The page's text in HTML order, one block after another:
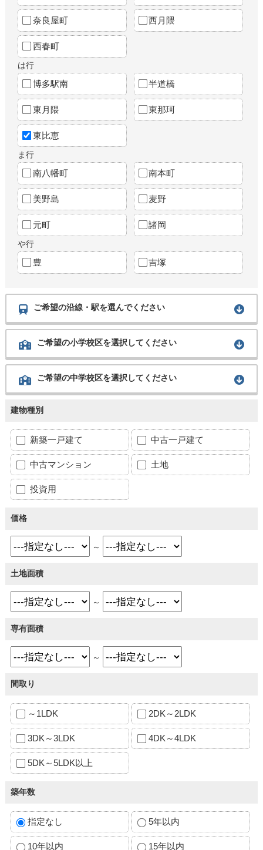
奈良屋町 西月隈
西春町
は行
博多駅南 半道橋
東月隈 東那珂
東比恵
ま行
南八幡町 南本町
美野島 麦野
元町 諸岡
や行
豊 吉塚
ご希望の沿線・駅を選んでください
ご希望の小学校区を選択してください
ご希望の中学校区を選択してください
建物種別
新築一戸建て 中古一戸建て
中古マンション 土地
投資用
価格
～
土地面積
～
専有面積
～
間取り
～1LDK 2DK～2LDK
3DK～3LDK 4DK～4LDK
5DK～5LDK以上
築年数
指定なし 5年以内
10年以内 15年以内